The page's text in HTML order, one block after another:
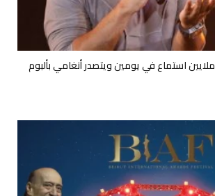
تامر حسني يحقق 5 ملايين استماع في يومين ويتصدر أنغامي بألبوم